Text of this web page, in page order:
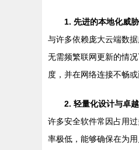
1. 先进的本地化威
与许多依赖庞大云端数
无需频繁联网更新的情
度，并在网络连接不畅
2. 轻量化设计与卓
许多安全软件常因占用
率极低，能够确保在为